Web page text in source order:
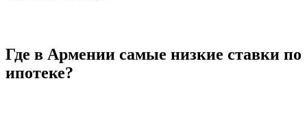
Где в Армении самые низкие ставки по
ипотеке?